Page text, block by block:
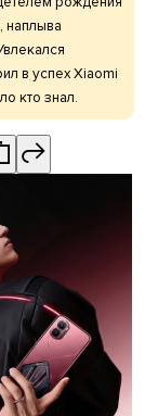
наплыва
в успех Xiaomi
кто знал.